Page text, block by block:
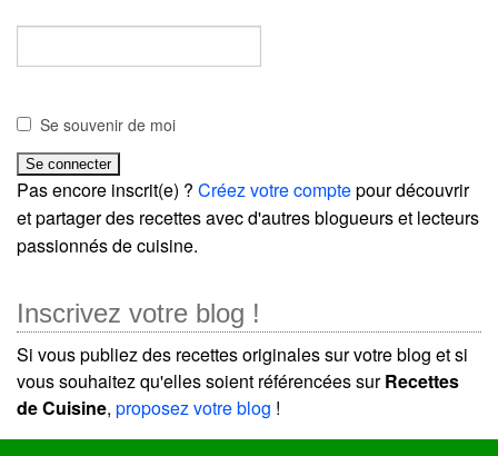
Se souvenir de moi
Pas encore inscrit(e) ? Créez votre comptepour découvrir
et partager des recettes avec d'autres blogueurs et lecteurs
passionnés de cuisine.
Inscrivez votre blog !
Si vous publiez des recettes originales sur votre blog et si
vous souhaitez qu'elles soient référencées surRecettes
de Cuisine, proposez votre blog !